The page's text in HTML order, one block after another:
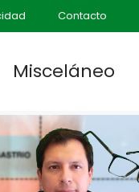
Contacto
Misceláneo